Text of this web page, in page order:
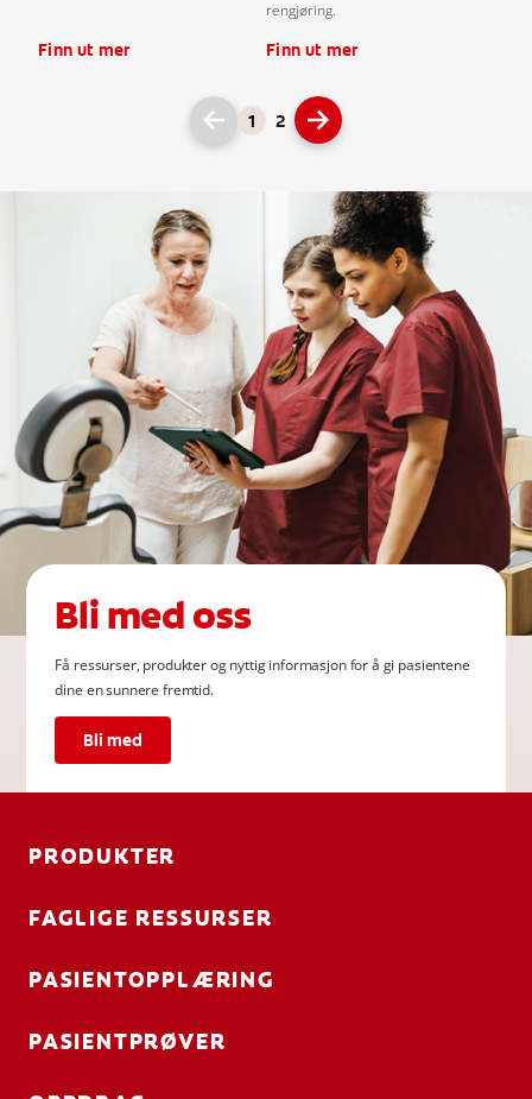
Finn ut mer
rengjøring.
Finn ut mer
1 2
Bli med oss
Få ressurser, produkter og nyttig informasjon for å gi pasientene
dine en sunnere fremtid.
Bli med
PRODUKTER
FAGLIGE RESSURSER
PASIENTOPPLÆRING
PASIENTPRØVER